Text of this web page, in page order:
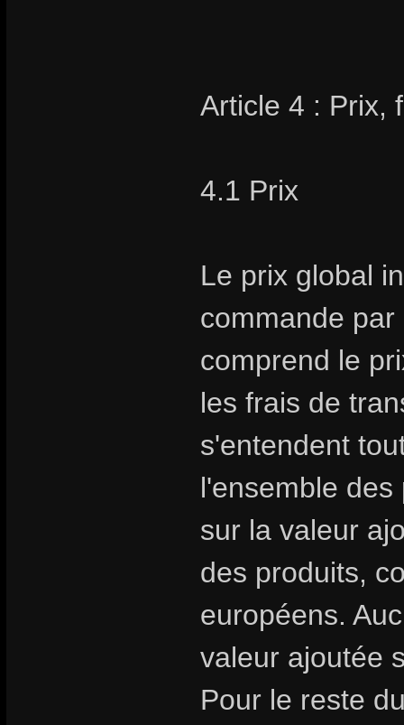
Article 4 : Prix,
4.1 Prix
Le prix global
commande
comprend le
les frais de
s'entendent
l'ensemble
sur la valeur
des produits,
européens.
valeur ajoutée
Pour le reste